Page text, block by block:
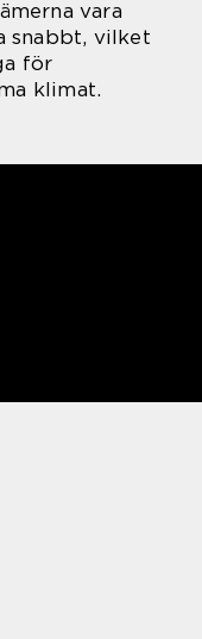
vara
snabbt, vilket
för
klimat.